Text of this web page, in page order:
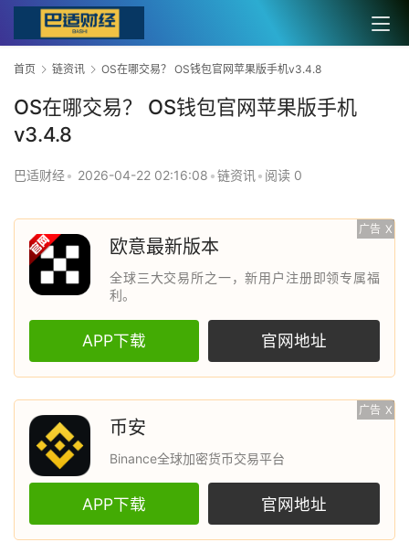
首页 链资讯 OS在哪交易？ OS钱包官网苹果版手机v3.4.8
OS在哪交易？ OS钱包官网苹果版手机
v3.4.8
巴适财经• 2026-04-22 02:16:08 •链资讯 • 阅读 0
广告 X
欧意最新版本
全球三大交易所之一，新用户注册即领专属福
利。
APP下载 官网地址
广告 X
币安
Binance全球加密货币交易平台
APP下载 官网地址